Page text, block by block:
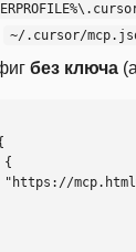
~/.cursor/
без ключа